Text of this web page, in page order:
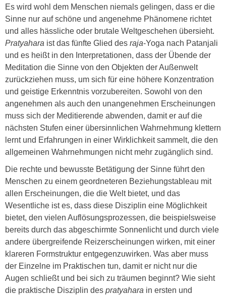
Es wird wohl dem Menschen niemals gelingen, dass er die
Sinne nur auf schöne und angenehme Phänomene richtet
und alles hässliche oder brutale Weltgeschehen übersieht.
Pratyahara ist das fünfte Glied des raja-Yoga nach Patanjali
und es heißt in den Interpretationen, dass der Übende der
Meditation die Sinne von den Objekten der Außenwelt
zurückziehen muss, um sich für eine höhere Konzentration
und geistige Erkenntnis vorzubereiten. Sowohl von den
angenehmen als auch den unangenehmen Erscheinungen
muss sich der Meditierende abwenden, damit er auf die
nächsten Stufen einer übersinnlichen Wahrnehmung klettern
lernt und Erfahrungen in einer Wirklichkeit sammelt, die den
allgemeinen Wahrnehmungen nicht mehr zugänglich sind.
Die rechte und bewusste Betätigung der Sinne führt den
Menschen zu einem geordneteren Beziehungstableau mit
allen Erscheinungen, die die Welt bietet, und das
Wesentliche ist es, dass diese Disziplin eine Möglichkeit
bietet, den vielen Auflösungsprozessen, die beispielsweise
bereits durch das abgeschirmte Sonnenlicht und durch viele
andere übergreifende Reizerscheinungen wirken, mit einer
klareren Formstruktur entgegenzuwirken. Was aber muss
der Einzelne im Praktischen tun, damit er nicht nur die
Augen schließt und bei sich zu träumen beginnt? Wie sieht
die praktische Disziplin des pratyahara in ersten und